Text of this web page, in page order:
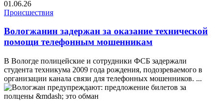
01.06.26
Происшествия
Вологжанин задержан за оказание технической
помощи телефонным мошенникам
В Вологде полицейские и сотрудники ФСБ задержали
студента техникума 2009 года рождения, подозреваемого в
организации канала связи для телефонных мошенников. ...